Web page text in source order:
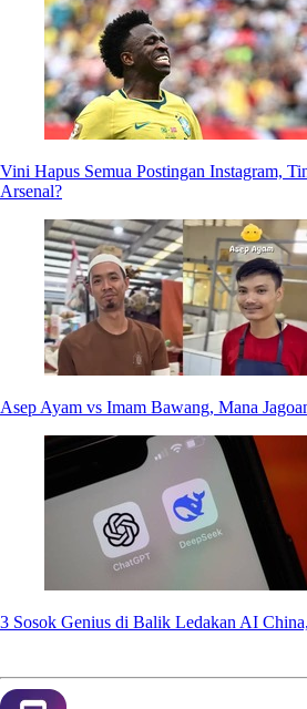
Vini Hapus Semua Postingan Instagram,
Arsenal?
Asep Ayam vs Imam Bawang, Mana
3 Sosok Genius di Balik Ledakan AI